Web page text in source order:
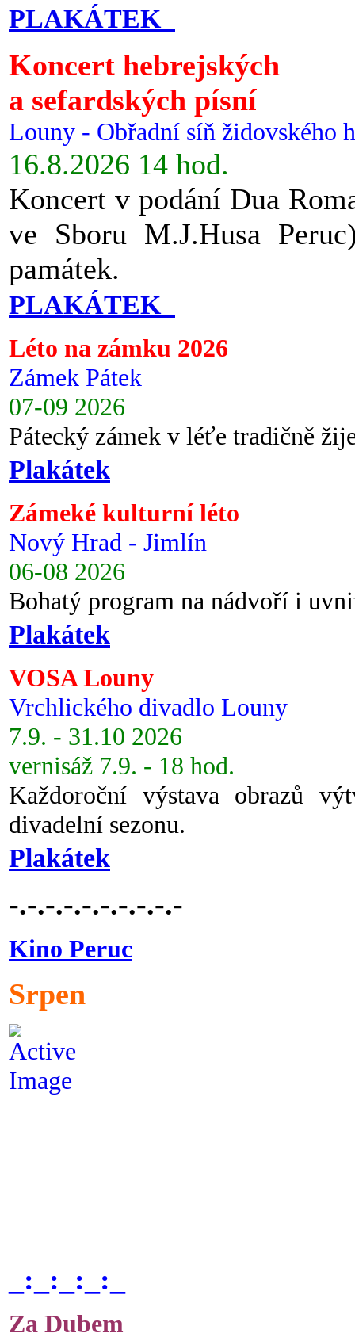
PLAKÁTEK
Koncert hebrejských
a sefardských písní
Louny - Obřadní síň židovského
16.8.2026 14 hod.
Koncert v podání Dua
ve Sboru M.J.Husa
památek.
PLAKÁTEK
Léto na zámku 2026
Zámek Pátek
07-09 2026
Pátecký zámek v léťe tradičně
Plakátek
Zámeké kulturní léto
Nový Hrad - Jimlín
06-08 2026
Bohatý program na nádvoří i
Plakátek
VOSA Louny
Vrchlického divadlo Louny
7.9. - 31.10 2026
vernisáž 7.9. - 18 hod.
Každoroční výstava obrazů
divadelní sezonu.
Plakátek
-.-.-.-.-.-.-.-.-.-
Kino Peruc
Srpen
_:_:_:_:_
Za Dubem